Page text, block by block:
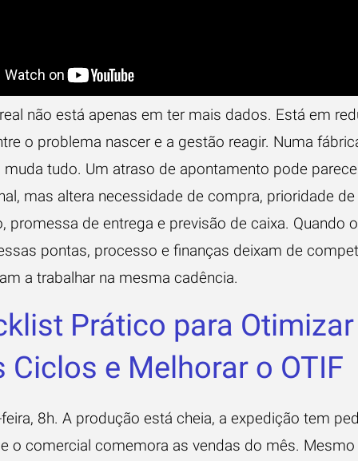
não está apenas em ter mais dados. Está em
o problema nascer e a gestão reagir. Numa
muda tudo. Um atraso de apontamento pode
mas altera necessidade de compra, prioridade de
promessa de entrega e previsão de caixa. Quando
pontas, processo e finanças deixam de
a trabalhar na mesma cadência.
Prático para Otimizar
Ciclos e Melhorar o OTIF
8h. A produção está cheia, a expedição tem
o comercial comemora as vendas do mês.